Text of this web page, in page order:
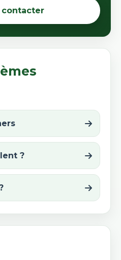
contacter
?